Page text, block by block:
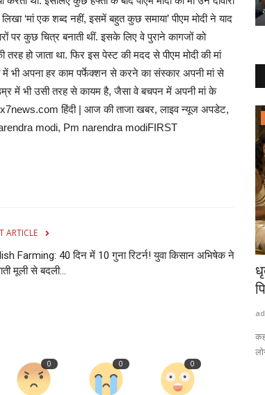
‘मां एक शब्द नहीं, इसमें बहुत कुछ समाया’ पीएम मोदी ने याद
पर कुछ चित्र बनाती थीं. इसके लिए वे पुराने कागजों को
हो जाता था. फिर इस पेस्ट की मदद से पीएम मोदी की मां
में भी अपना हर काम पर्फेक्शन से करने का संस्कार अपनी मां से
में भी उसी तरह से कायम है, जैसा वे बचपन में अपनी मां के
हिंदी | आज की ताजा खबर, लाइव न्यूज अपडेट,
modi, Pm narendra modiFIRST
ARTICLE
Farming: 40 दिन में 10 गुना रिटर्न! युवा किसान अभिषेक ने
मूली से बदली...
0 0 0
धृतराष्ट्र के 101 तो एक राजा बना 800 से बच्चों का